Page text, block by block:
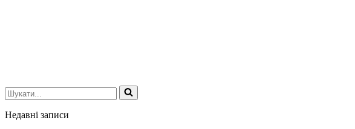
Шукати...
Недавні записи